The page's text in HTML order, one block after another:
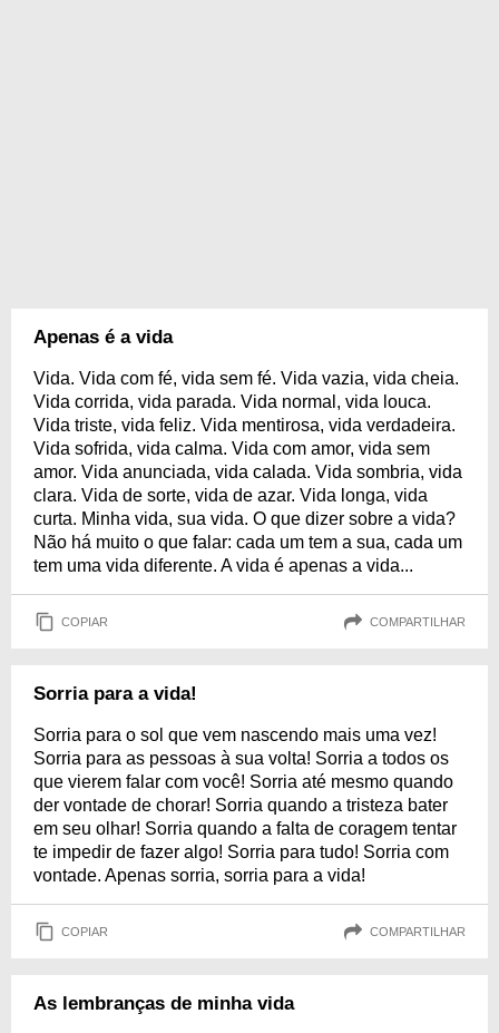
Apenas é a vida
Vida. Vida com fé, vida sem fé. Vida vazia, vida cheia.
Vida corrida, vida parada. Vida normal, vida louca.
Vida triste, vida feliz. Vida mentirosa, vida verdadeira.
Vida sofrida, vida calma. Vida com amor, vida sem
amor. Vida anunciada, vida calada. Vida sombria, vida
clara. Vida de sorte, vida de azar. Vida longa, vida
curta. Minha vida, sua vida. O que dizer sobre a vida?
Não há muito o que falar: cada um tem a sua, cada um
tem uma vida diferente. A vida é apenas a vida...
COPIAR COMPARTILHAR
Sorria para a vida!
Sorria para o sol que vem nascendo mais uma vez!
Sorria para as pessoas à sua volta! Sorria a todos os
que vierem falar com você! Sorria até mesmo quando
der vontade de chorar! Sorria quando a tristeza bater
em seu olhar! Sorria quando a falta de coragem tentar
te impedir de fazer algo! Sorria para tudo! Sorria com
vontade. Apenas sorria, sorria para a vida!
COPIAR COMPARTILHAR
As lembranças de minha vida